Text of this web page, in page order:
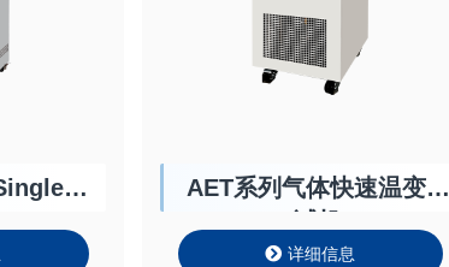
AET系列气体快速温变测
详细信息